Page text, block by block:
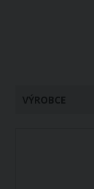
VÝROBCE